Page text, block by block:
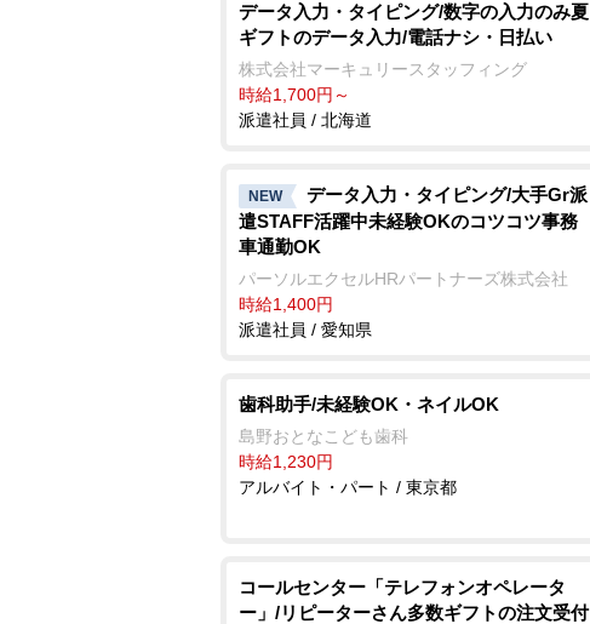
データ入力・タイピング/数字の入力のみ夏
ギフトのデータ入力/電話ナシ・日払い
株式会社マーキュリースタッフィング
時給1,700円～
派遣社員 / 北海道
NEW
データ入力・タイピング/大手Gr派
遣STAFF活躍中未経験OKのコツコツ事務
車通勤OK
パーソルエクセルHRパートナーズ株式会社
時給1,400円
派遣社員 / 愛知県
歯科助手/未経験OK・ネイルOK
島野おとなこども歯科
時給1,230円
アルバイト・パート / 東京都
コールセンター「テレフォンオペレータ
ー」/リピーターさん多数ギフトの注文受付